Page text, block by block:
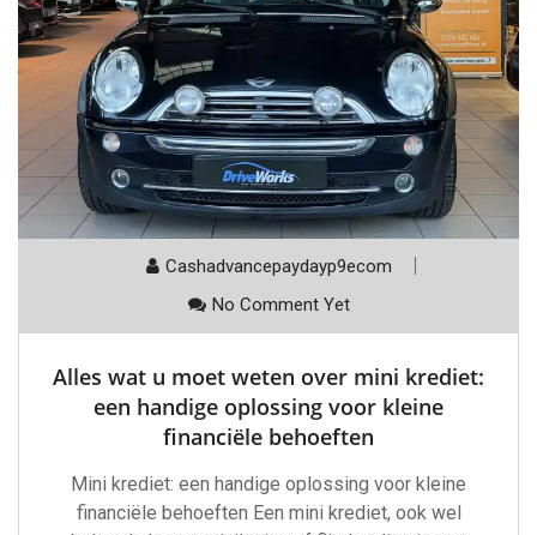
Cashadvancepaydayp9ecom
No Comment Yet
Alles wat u moet weten over mini krediet:
een handige oplossing voor kleine
financiële behoeften
Mini krediet: een handige oplossing voor kleine
financiële behoeften Een mini krediet, ook wel